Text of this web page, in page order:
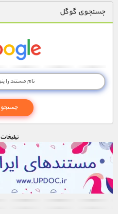
جستجوی گوگل
تبليغات